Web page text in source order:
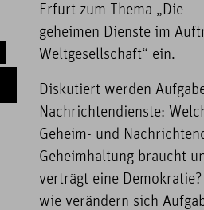
Erfurt zum Thema „Die
geheimen Dienste im
Weltgesellschaft“ ein.
Diskutiert werden
Nachrichtendienste:
Geheim- und
Geheimhaltung braucht
verträgt eine
wie verändern sich